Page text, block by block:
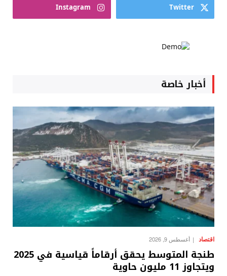
Twitter
Instagram
أخبار خاصة
اقتصاد أغسطس 9, 2026
طنجة المتوسط يحقق أرقاماً قياسية في 2025
ويتجاوز 11 مليون حاوية